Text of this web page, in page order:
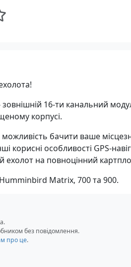
16-ти канальний
корпусі.
бачити ваше
корисні особливості GPS-
на повноцінний
Humminbird Matrix, 700 та 900.
без повідомлення.
про це.